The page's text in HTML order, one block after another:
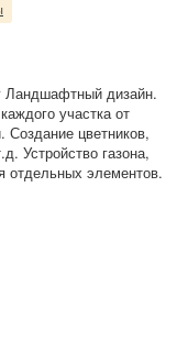
Ландшафтный дизайн.
участка от
Создание цветников,
Устройство газона,
отдельных элементов.